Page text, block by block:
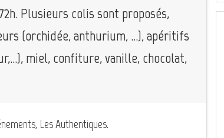
Plusieurs colis sont proposés,
(orchidée, anthurium, ...), apéritifs
miel, confiture, vanille, chocolat,
Les Authentiques.